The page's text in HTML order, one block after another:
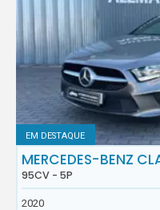
EM DESTAQUE
MERCEDES-BENZ
95CV - 5P
2020